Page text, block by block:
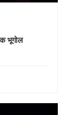
भूगोल